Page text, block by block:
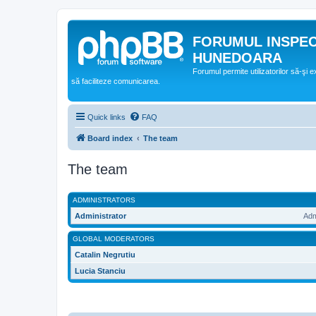
FORUMUL
HUNEDOARA
Forumul permite utilizatorilor să-şi
să faciliteze comunicarea.
Quick links FAQ
Board index The team
The team
ADMINISTRATORS
Administrator
GLOBAL MODERATORS
Catalin Negrutiu
Lucia Stanciu